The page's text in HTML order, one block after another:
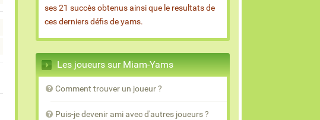
ses 21 succès obtenus ainsi que le resultats de
ces derniers défis de yams.
Les joueurs sur Miam-Yams
Comment trouver un joueur ?
Puis-je devenir ami avec d'autres joueurs ?